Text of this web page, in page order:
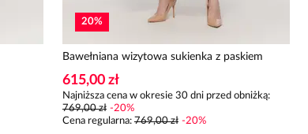
20%
Bawełniana wizytowa sukienka z paskiem
615,00 zł
Najniższa cena w okresie 30 dni przed obniżką:
769,00 zł -20%
Cena regularna: 769,00 zł -20%